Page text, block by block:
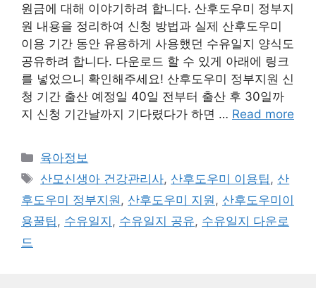
원금에 대해 이야기하려 합니다. 산후도우미 정부지
원 내용을 정리하여 신청 방법과 실제 산후도우미
이용 기간 동안 유용하게 사용했던 수유일지 양식도
공유하려 합니다. 다운로드 할 수 있게 아래에 링크
를 넣었으니 확인해주세요! 산후도우미 정부지원 신
청 기간 출산 예정일 40일 전부터 출산 후 30일까
지 신청 기간날까지 기다렸다가 하면 … Read more
Categories
육아정보
Tags
산모신생아 건강관리사,산후도우미 이용팁 ,산
후도우미 정부지원 , 산후도우미 지원 , 산후도우미이
용꿀팁 , 수유일지 , 수유일지 공유, 수유일지 다운로
드